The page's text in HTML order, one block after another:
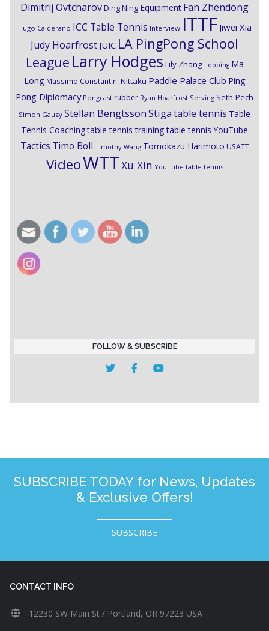
Dimitrij OvtcharovDing Ning Equipment Fan Zhendong
Hugo Calderano ICC Table Tennis Interview ITTF Jiwei Xia
Judy Hoarfrost JUIC LA PingPong School
League Larry Hodges Lily Zhang Looping Ma
Long Massimo Constantini Nittaku Paddle Palace Club Ping
Pong Diplomacy Pongcast rubber Ryan Hoarfrost Serving Seth Pech
Simon Gauzy Stellan BengtssonStigatable tennis Table
Tennis Coachingtable tennis training table tennis YouTube
Tactics Timo Boll Timothy Wang Tomokazu Harimoto USATT
VideoWTTXu Xin YouTube table tennis
FOLLOW & SUBSCRIBE
SUBSCRIBE TODAY for News, Updates
& Exclusive Offers!
SUBSCRIBE
CONTACT INFO
12230 SW Main St / Portland, OR 97223 USA